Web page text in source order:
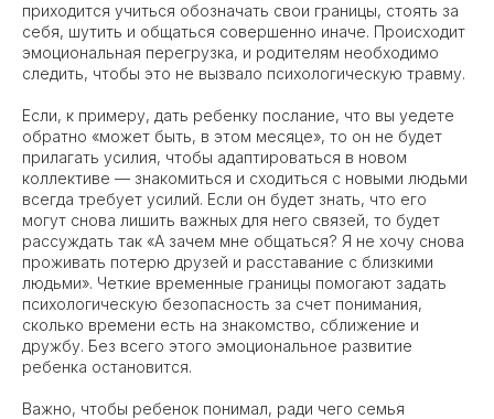
приходится учиться обозначать свои границы, стоять за
себя, шутить и общаться совершенно иначе. Происходит
эмоциональная перегрузка, и родителям необходимо
следить, чтобы это не вызвало психологическую травму.
Если, к примеру, дать ребенку послание, что вы уедете
обратно «может быть, в этом месяце», то он не будет
прилагать усилия, чтобы адаптироваться в новом
коллективе — знакомиться и сходиться с новыми людьми
всегда требует усилий. Если он будет знать, что его
могут снова лишить важных для него связей, то будет
рассуждать так «А зачем мне общаться? Я не хочу снова
проживать потерю друзей и расставание с близкими
людьми». Четкие временные границы помогают задать
психологическую безопасность за счет понимания,
сколько времени есть на знакомство, сближение и
дружбу. Без всего этого эмоциональное развитие
ребенка остановится.
Важно, чтобы ребенок понимал, ради чего семья